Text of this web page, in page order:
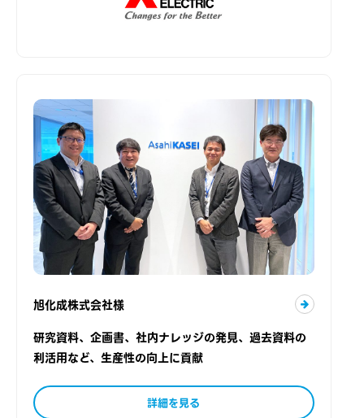
旭化成株式会社様
研究資料、企画書、社内ナレッジの発見、過去資料の
利活用など、生産性の向上に貢献
詳細を見る